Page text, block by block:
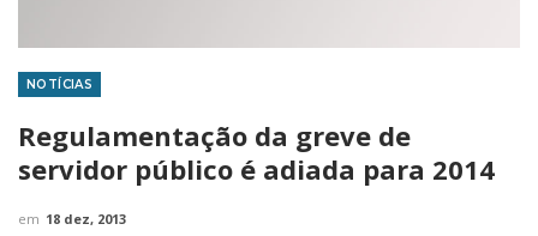
NOTÍCIAS
Regulamentação da greve de
servidor público é adiada para 2014
em 18 dez, 2013